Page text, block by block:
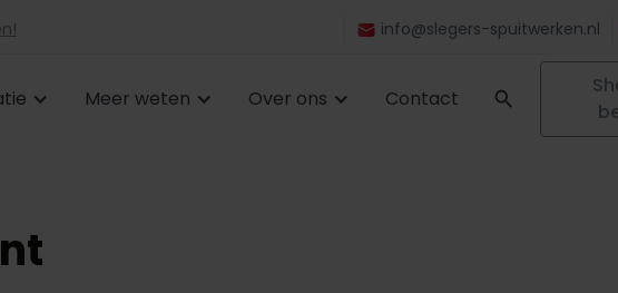
info@slegers-spuitwerken.nl
Meer weten Over ons Contact